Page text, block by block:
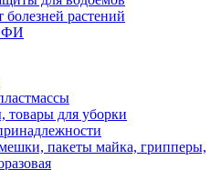
болезней растений
товары для уборки
пакеты майка, грипперы,